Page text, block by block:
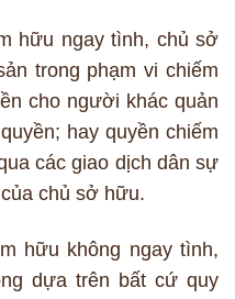
hữu ngay tình, chủ sở
trong phạm vi chiếm
cho người khác quản
hay quyền chiếm
các giao dịch dân sự
chủ sở hữu.
hữu không ngay tình,
dựa trên bất cứ quy